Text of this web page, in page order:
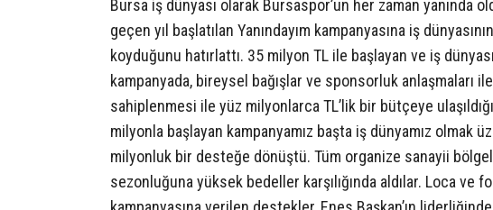
Bursa iş dünyası olarak Bursaspor’un her zaman yanında
geçen yıl başlatılan Yanındayım kampanyasına iş
koyduğunu hatırlattı. 35 milyon TL ile başlayan ve iş
kampanyada, bireysel bağışlar ve sponsorluk anlaşmaları
sahiplenmesi ile yüz milyonlarca TL’lik bir bütçeye
milyonla başlayan kampanyamız başta iş dünyamız olmak
milyonluk bir desteğe dönüştü. Tüm organize sanayii
sezonluğuna yüksek bedeller karşılığında aldılar. Loca ve